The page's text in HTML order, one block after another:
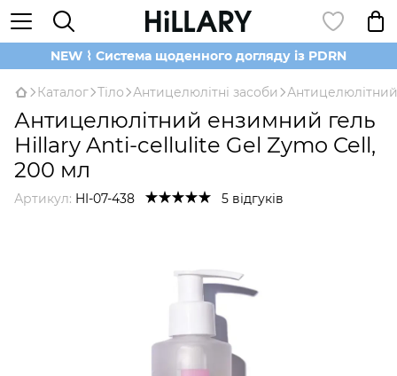
NEW ⌇ Система щоденного догляду із PDRN
Каталог Тіло Антицелюлітні засоби
Антицелюлітний ензимний гель
Hillary Anti-cellulite Gel Zymo Cell,
200 мл
Артикул: HI-07-438 5 відгуків